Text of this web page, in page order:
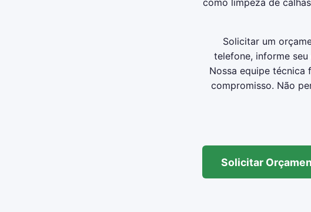
como limpeza de
Solicitar um
telefone, informe
Nossa equipe técnica
compromisso. Não
Solicitar